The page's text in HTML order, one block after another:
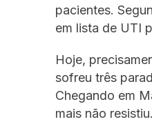
pacientes.
em lista de UTI
Hoje,
sofreu três
Chegando em
mais não resistiu.